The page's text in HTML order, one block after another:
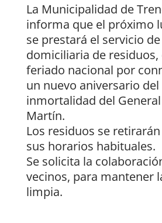
La Municipalidad de
informa que el próximo
se prestará el servicio
domiciliaria de residuos,
feriado nacional por
un nuevo aniversario del
inmortalidad del General
Martín.
Los residuos se
sus horarios habituales.
Se solicita la
vecinos, para mantener
limpia.